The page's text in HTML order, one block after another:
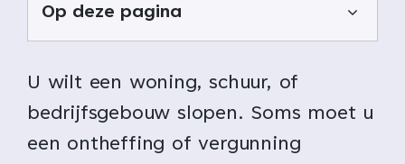
Op deze pagina
U wilt een woning, schuur, of
bedrijfsgebouw slopen. Soms moet u
een ontheffing of vergunning